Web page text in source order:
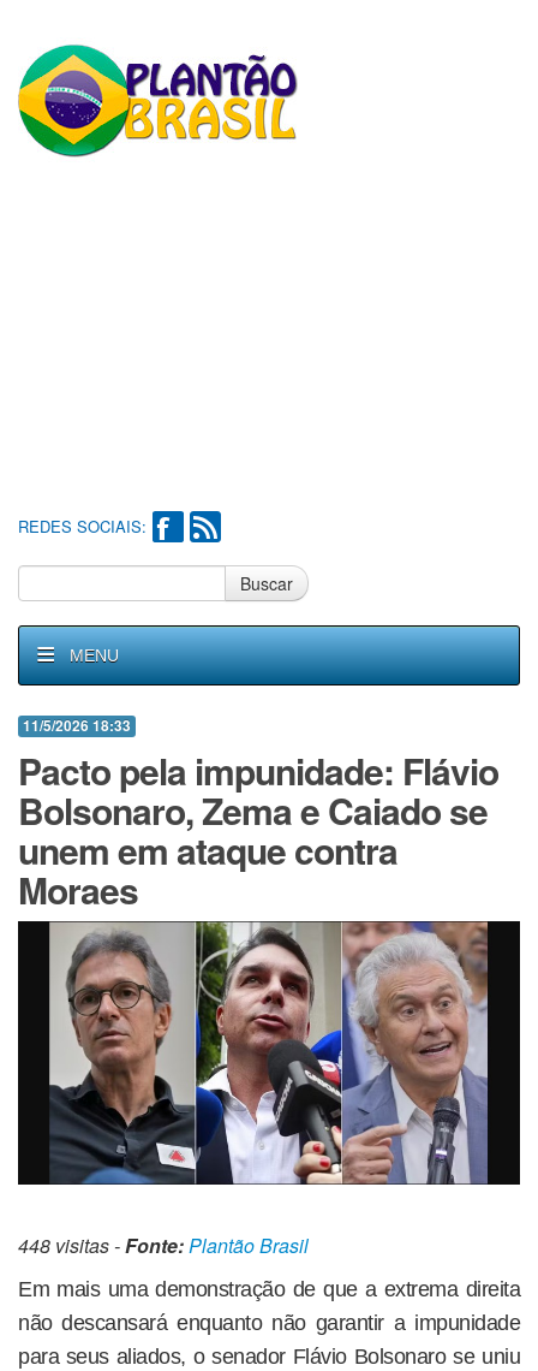
REDES SOCIAIS:
Buscar
MENU
11/5/2026 18:33
Pacto pela impunidade: Flávio
Bolsonaro, Zema e Caiado se
unem em ataque contra
Moraes
448 visitas -Fonte:Plantão Brasil
Em mais uma demonstração de que a extrema direita
não descansará enquanto não garantir a impunidade
para seus aliados, o senador Flávio Bolsonaro se uniu